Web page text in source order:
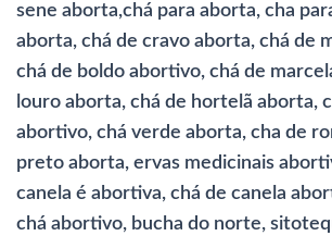
sene aborta,chá para aborta, cha
aborta, chá de cravo aborta, chá de
chá de boldo abortivo, chá de
louro aborta, chá de hortelã aborta,
abortivo, chá verde aborta, cha de
preto aborta, ervas medicinais
canela é abortiva, chá de canela
chá abortivo, bucha do norte,